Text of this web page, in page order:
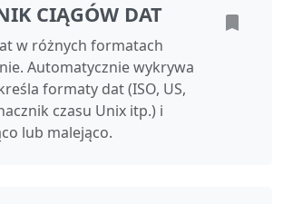
CIĄGÓW DAT
w różnych formatach
Automatycznie wykrywa
formaty dat (ISO, US,
czasu Unix itp.) i
lub malejąco.